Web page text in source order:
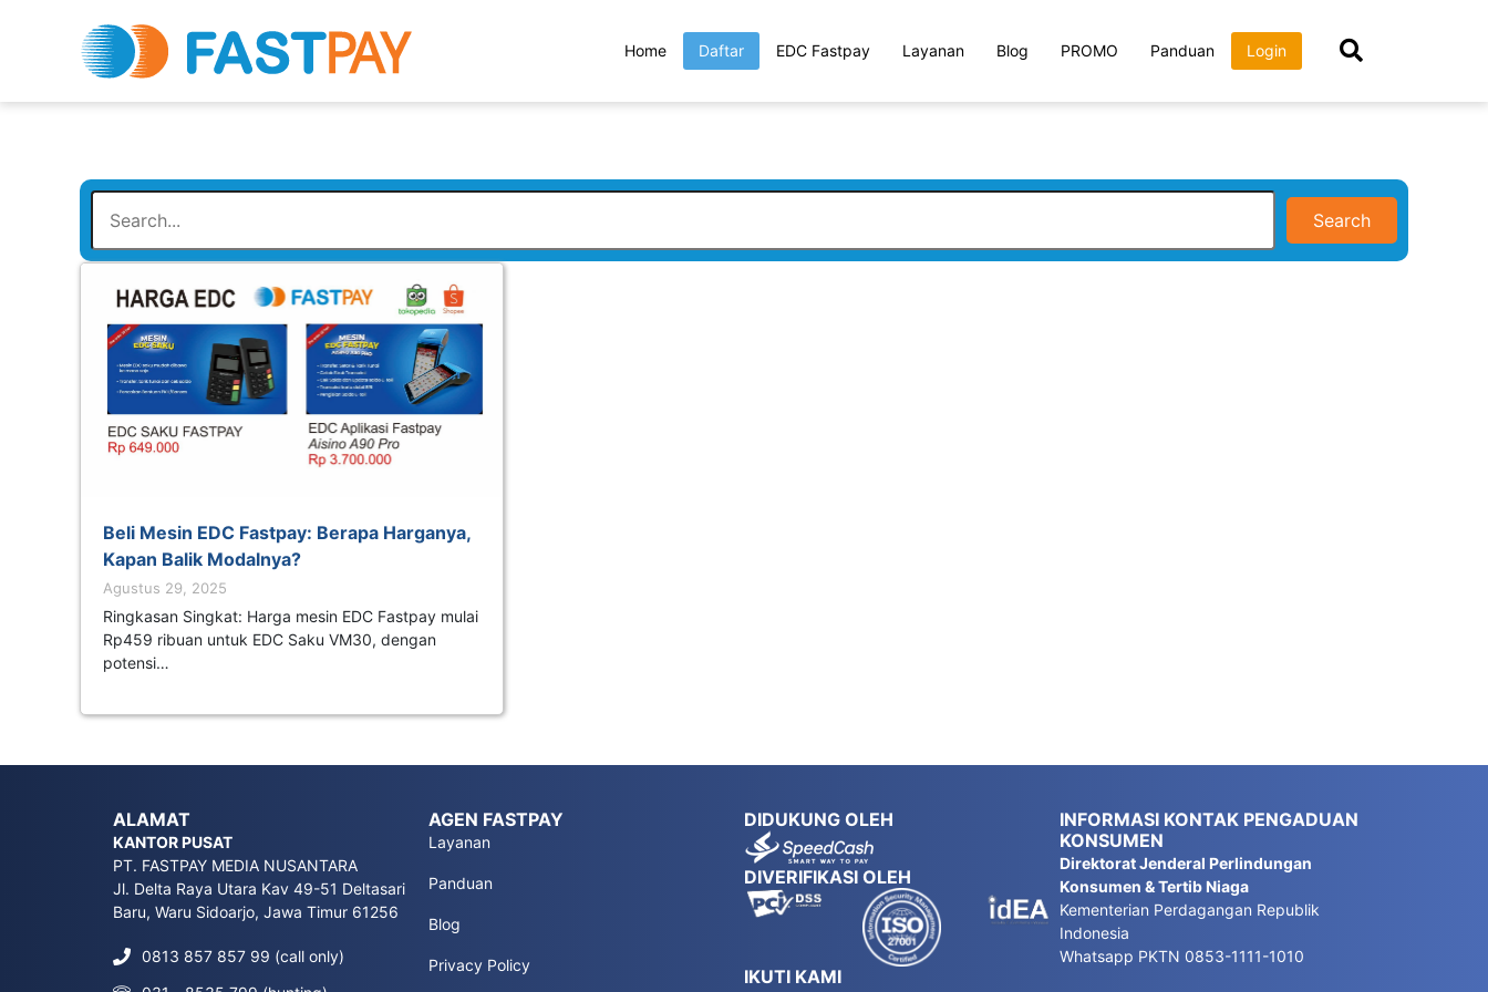
Home Daftar EDC Fastpay Layanan Blog PROMO Panduan Login
Search
Beli Mesin EDC Fastpay: Berapa Harganya,
Kapan Balik Modalnya?
Agustus 29, 2025
Ringkasan Singkat: Harga mesin EDC Fastpay mulai
Rp459 ribuan untuk EDC Saku VM30, dengan
potensi…
ALAMAT
KANTOR PUSAT
PT. FASTPAY MEDIA NUSANTARA
Jl. Delta Raya Utara Kav 49-51 Deltasari
Baru, Waru Sidoarjo, Jawa Timur 61256
0813 857 857 99 (call only)
AGEN FASTPAY
Layanan
Panduan
Blog
Privacy Policy
DIDUKUNG OLEH
DIVERIFIKASI OLEH
IKUTI KAMI
INFORMASI KONTAK PENGADUAN
KONSUMEN
Direktorat Jenderal Perlindungan
Konsumen & Tertib Niaga
Kementerian Perdagangan Republik
Indonesia
Whatsapp PKTN 0853-1111-1010